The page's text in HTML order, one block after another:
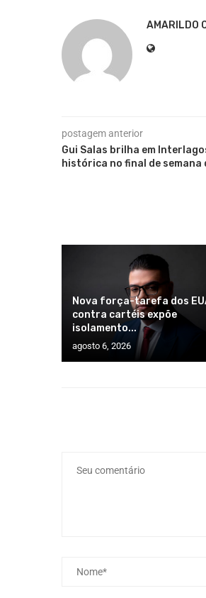
AMARILDO
postagem anterior
Gui Salas brilha em
histórica no final de semana
Nova força-tarefa dos
contra cartéis expõe
isolamento...
agosto 6, 2026